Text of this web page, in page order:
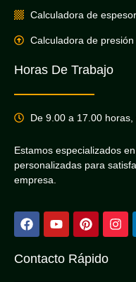
Calculadora de
Calculadora de
Horas De Trabajo
De 9.00 a 17.00
Estamos especializados
personalizadas para
empresa.
Contacto Rápido